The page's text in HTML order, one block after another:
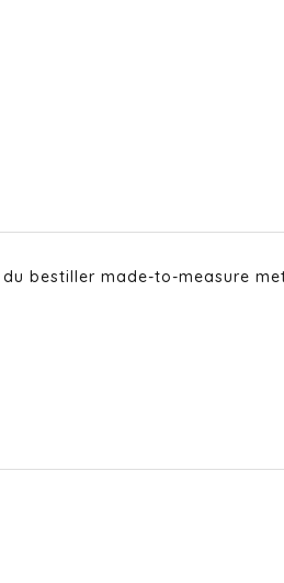
bestiller made-to-measure